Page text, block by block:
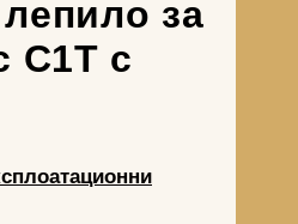
за
С1T с